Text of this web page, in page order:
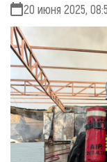
20 июня 2025,